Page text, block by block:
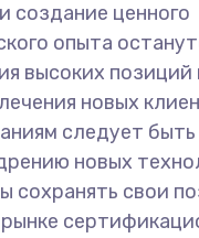
создание ценного
опыта
высоких позиций
новых
следует
новых
сохранять свои